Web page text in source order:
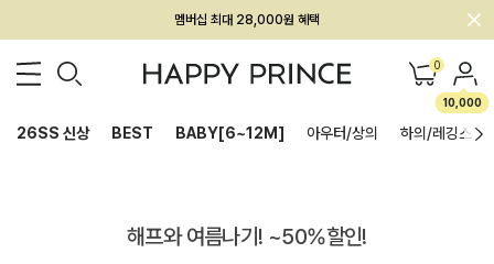
회원전용 아울렛, 가입하면 ~60% 할인!
멤버십 최대 28,000원 혜택 0
10,000
26SS 신상 BEST BABY[6~12M] 아우터/상의 하의/레깅스
해프와 여름나기! ~50%할인!